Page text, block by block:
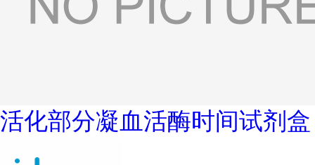
活化部分凝血活酶时间试剂盒